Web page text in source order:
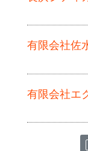
有限会社佐
有限会社エ